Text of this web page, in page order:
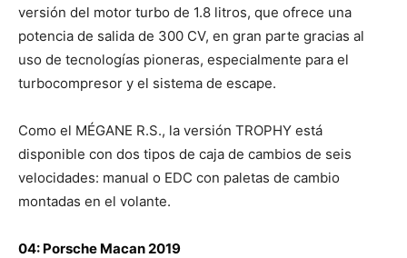
versión del motor turbo de 1.8 litros, que ofrece una
potencia de salida de 300 CV, en gran parte gracias al
uso de tecnologías pioneras, especialmente para el
turbocompresor y el sistema de escape.
Como el MÉGANE R.S., la versión TROPHY está
disponible con dos tipos de caja de cambios de seis
velocidades: manual o EDC con paletas de cambio
montadas en el volante.
04: Porsche Macan 2019